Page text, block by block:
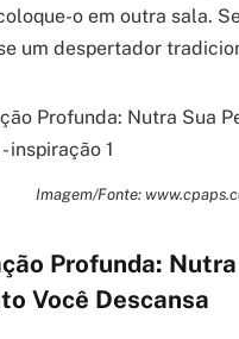
o em outra sala.
um despertador
Imagem/Fonte:
Profunda: Nutra
Você Descansa